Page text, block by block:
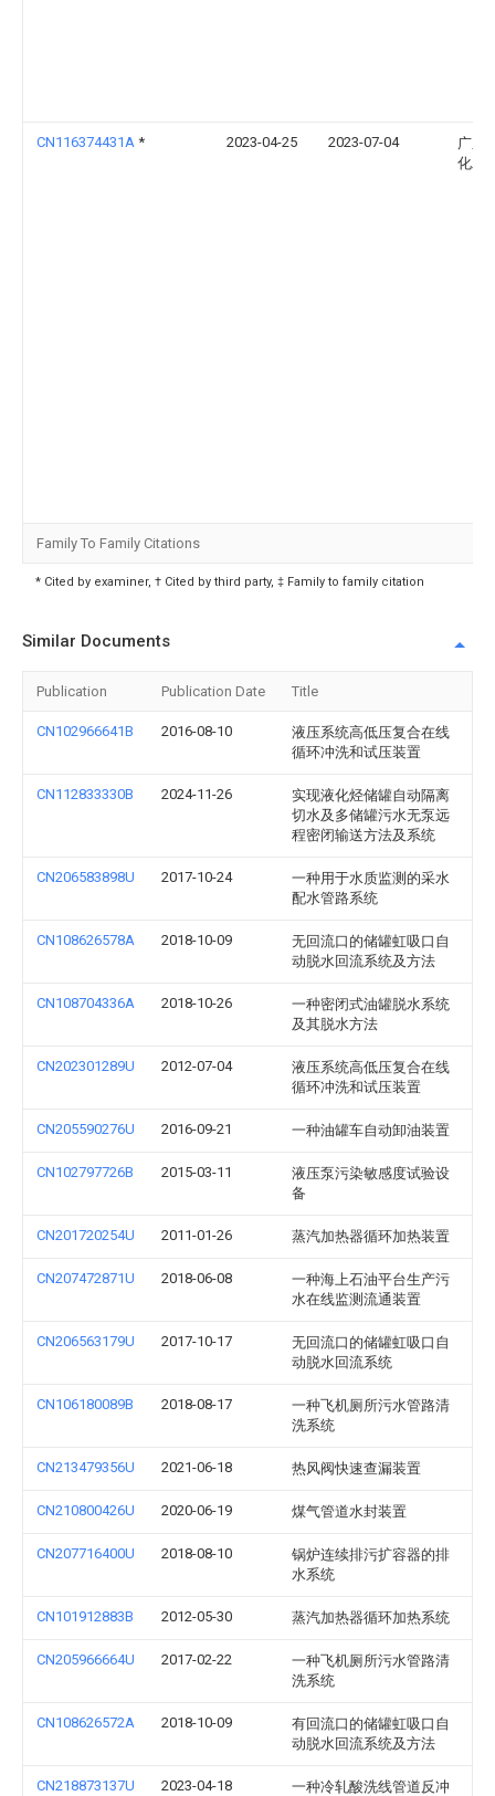
CN116374431A * 2023-04-25 2023-07-04
广东
化工
Family To Family Citations
* Cited by examiner, † Cited by third party, ‡ Family to family citation
Similar Documents
Publication Publication Date Title
CN102966641B 2016-08-10
液压系统高低压复合在线
循环冲洗和试压装置
CN112833330B 2024-11-26
实现液化烃储罐自动隔离
切水及多储罐污水无泵远
程密闭输送方法及系统
CN206583898U 2017-10-24
一种用于水质监测的采水
配水管路系统
CN108626578A 2018-10-09
无回流口的储罐虹吸口自
动脱水回流系统及方法
CN108704336A 2018-10-26
一种密闭式油罐脱水系统
及其脱水方法
CN202301289U 2012-07-04
液压系统高低压复合在线
循环冲洗和试压装置
CN205590276U 2016-09-21 一种油罐车自动卸油装置
CN102797726B 2015-03-11
液压泵污染敏感度试验设
备
CN201720254U 2011-01-26 蒸汽加热器循环加热装置
CN207472871U 2018-06-08
一种海上石油平台生产污
水在线监测流通装置
CN206563179U 2017-10-17
无回流口的储罐虹吸口自
动脱水回流系统
CN106180089B 2018-08-17
一种飞机厕所污水管路清
洗系统
CN213479356U 2021-06-18 热风阀快速查漏装置
CN210800426U 2020-06-19 煤气管道水封装置
CN207716400U 2018-08-10
锅炉连续排污扩容器的排
水系统
CN101912883B 2012-05-30 蒸汽加热器循环加热系统
CN205966664U 2017-02-22
一种飞机厕所污水管路清
洗系统
CN108626572A 2018-10-09
有回流口的储罐虹吸口自
动脱水回流系统及方法
CN218873137U 2023-04-18
一种冷轧酸洗线管道反冲